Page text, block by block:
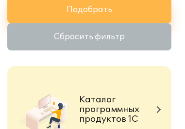
Подобрать
Сбросить фильтр
Каталог
программных
продуктов 1С